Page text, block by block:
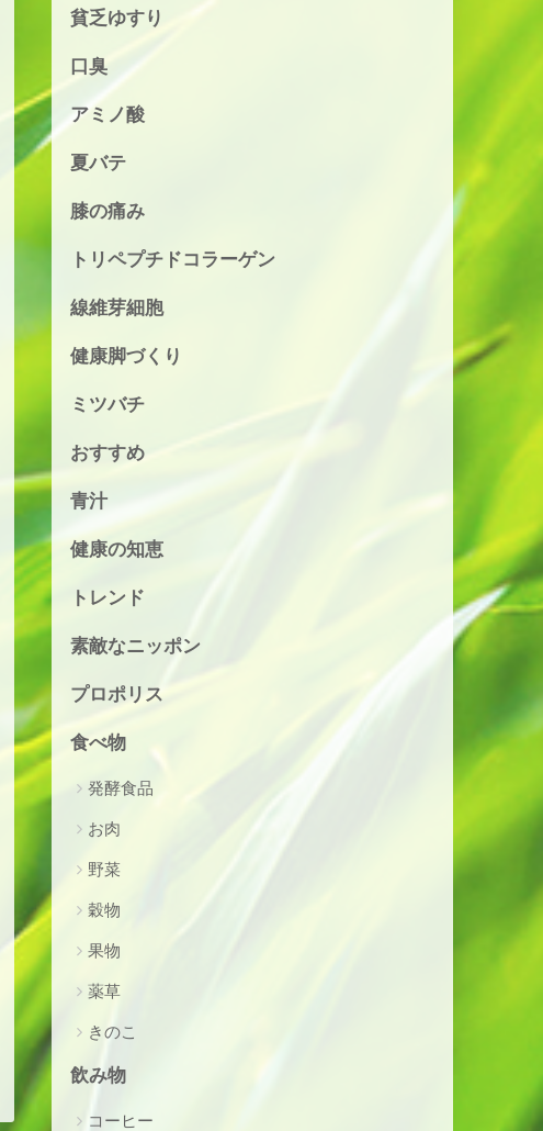
貧乏ゆすり
口臭
アミノ酸
夏バテ
膝の痛み
トリペプチドコラーゲン
線維芽細胞
健康脚づくり
ミツバチ
おすすめ
青汁
健康の知恵
トレンド
素敵なニッポン
プロポリス
食べ物
発酵食品
お肉
野菜
穀物
果物
薬草
きのこ
飲み物
コーヒー